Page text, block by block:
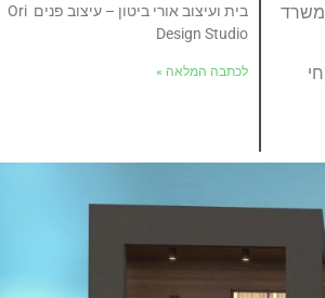
בית ועיצוב אורי ביטון – עיצוב פנים Ori
Design Studio
לכתבה המלאה »